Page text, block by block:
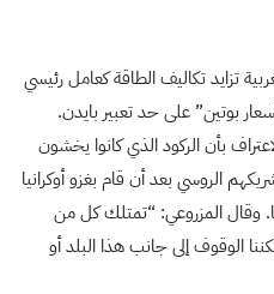
تزايد تكاليف الطاقة كعامل رئيسي
بوتين” على حد تعبير بايدن.
بأن الركود الذي كانوا يخشون
الروسي بعد أن قام بغزو أوكرانيا
وقال المزروعي: “تمتلك كل من
الوقوف إلى جانب هذا البلد أو